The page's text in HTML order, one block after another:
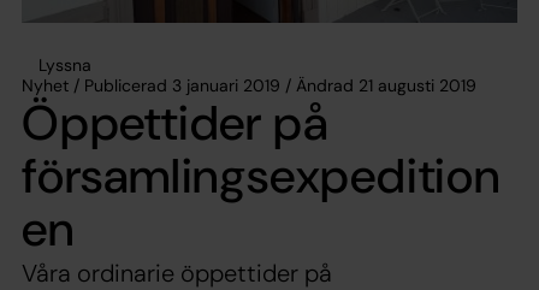
Lyssna
Nyhet / Publicerad 3 januari 2019 / Ändrad 21 augusti 2019
Öppettider på
församlingsexpedition
en
Våra ordinarie öppettider på